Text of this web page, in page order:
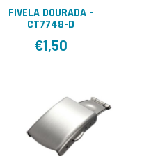
FIVELA DOURADA –
CT7748-D
€1,50